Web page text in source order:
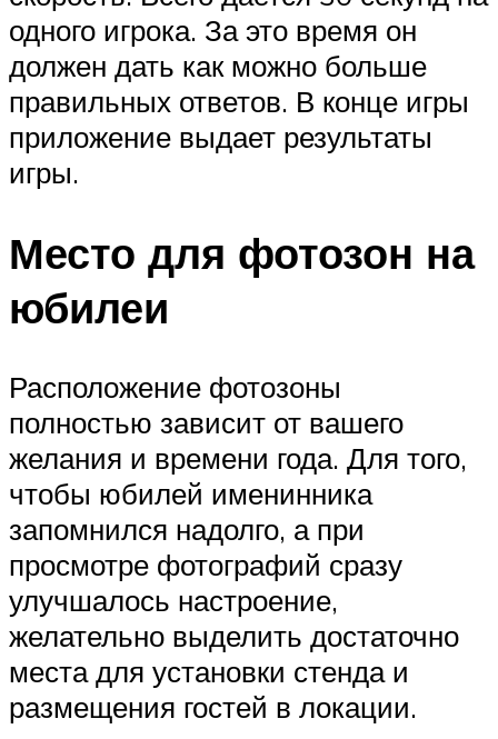
одного игрока. За это время он
должен дать как можно больше
правильных ответов. В конце игры
приложение выдает результаты
игры.
Место для фотозон на
юбилеи
Расположение фотозоны
полностью зависит от вашего
желания и времени года. Для того,
чтобы юбилей именинника
запомнился надолго, а при
просмотре фотографий сразу
улучшалось настроение,
желательно выделить достаточно
места для установки стенда и
размещения гостей в локации.